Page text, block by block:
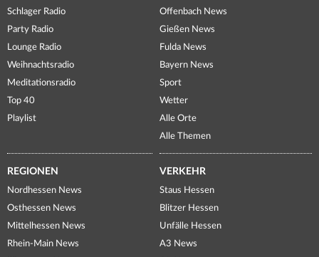
Schlager Radio
Party Radio
Lounge Radio
Weihnachtsradio
Meditationsradio
Top 40
Playlist
Offenbach News
Gießen News
Fulda News
Bayern News
Sport
Wetter
Alle Orte
Alle Themen
REGIONEN
Nordhessen News
Osthessen News
Mittelhessen News
Rhein-Main News
VERKEHR
Staus Hessen
Blitzer Hessen
Unfälle Hessen
A3 News